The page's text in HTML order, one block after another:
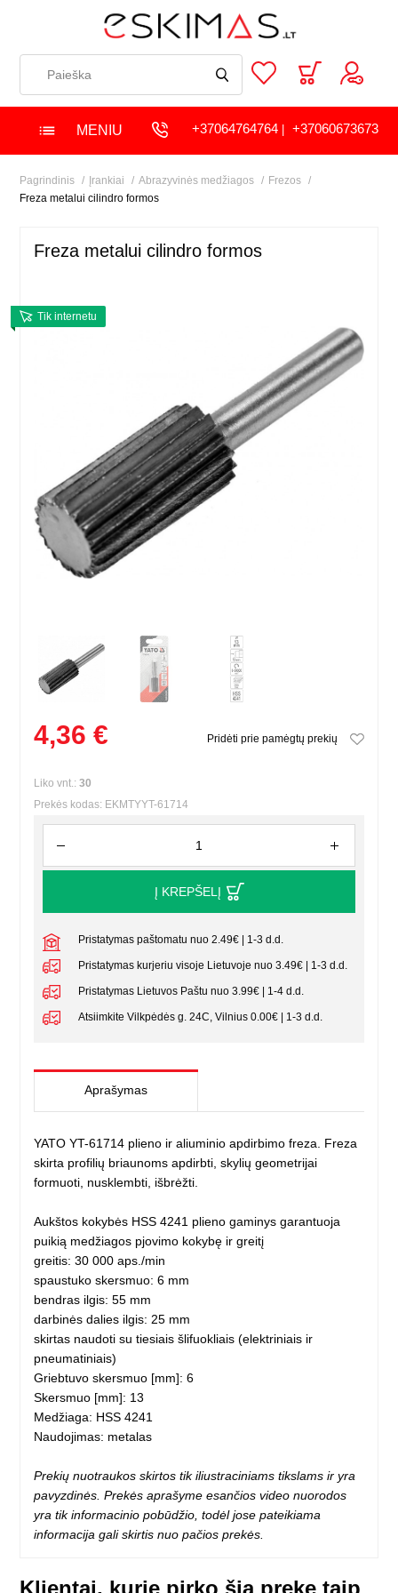
MENIU +37064764764| +37060673673
Pagrindinis Įrankiai Abrazyvinės medžiagos
Frezos
Freza metalui cilindro formos
Freza metalui cilindro formos
Tik internetu
4,36 € Pridėti prie pamėgtų prekių
Liko vnt.:30
Prekės kodas: EKMTYYT-61714
Į KREPŠELĮ
Pristatymas paštomatu nuo 2.49€ | 1-3 d.d.
Pristatymas kurjeriu visoje Lietuvoje nuo 3.49€ | 1-3 d.d.
Pristatymas Lietuvos Paštu nuo 3.99€ | 1-4 d.d.
Atsiimkite Vilkpėdės g. 24C, Vilnius 0.00€ | 1-3 d.d.
Aprašymas
YATO YT-61714 plieno ir aliuminio apdirbimo freza. Freza
skirta profilių briaunoms apdirbti, skylių geometrijai
formuoti, nusklembti, išbrėžti.
Aukštos kokybės HSS 4241 plieno gaminys garantuoja
puikią medžiagos pjovimo kokybę ir greitį
greitis: 30 000 aps./min
spaustuko skersmuo: 6 mm
bendras ilgis: 55 mm
darbinės dalies ilgis: 25 mm
skirtas naudoti su tiesiais šlifuokliais (elektriniais ir
pneumatiniais)
Griebtuvo skersmuo [mm]: 6
Skersmuo [mm]: 13
Medžiaga: HSS 4241
Naudojimas: metalas
Prekių nuotraukos skirtos tik iliustraciniams tikslams ir yra
pavyzdinės. Prekės aprašyme esančios video nuorodos
yra tik informacinio pobūdžio, todėl jose pateikiama
informacija gali skirtis nuo pačios prekės.